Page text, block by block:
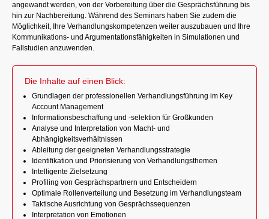
angewandt werden, von der Vorbereitung über die Gesprächsführung bis
hin zur Nachbereitung. Während des Seminars haben Sie zudem die
Möglichkeit, Ihre Verhandlungskompetenzen weiter auszubauen und Ihre
Kommunikations- und Argumentationsfähigkeiten in Simulationen und
Fallstudien anzuwenden.
Die Inhalte auf einen Blick:
Grundlagen der professionellen Verhandlungsführung im Key
Account Management
Informationsbeschaffung und -selektion für Großkunden
Analyse und Interpretation von Macht- und
Abhängigkeitsverhältnissen
Ableitung der geeigneten Verhandlungsstrategie
Identifikation und Priorisierung von Verhandlungsthemen
Intelligente Zielsetzung
Profiling von Gesprächspartnern und Entscheidern
Optimale Rollenverteilung und Besetzung im Verhandlungsteam
Taktische Ausrichtung von Gesprächssequenzen
Interpretation von Emotionen